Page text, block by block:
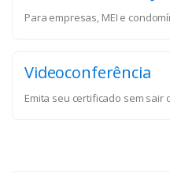
Para empresas, MEI e
Videoconferência
Emita seu certificado sem sair